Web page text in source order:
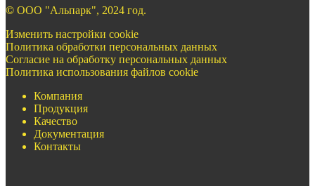
© ООО "Альпарк", 2024 год.
Изменить настройки cookie
Политика обработки персональных данных
Согласие на обработку персональных данных
Политика использования файлов cookie
Компания
Продукция
Качество
Документация
Контакты